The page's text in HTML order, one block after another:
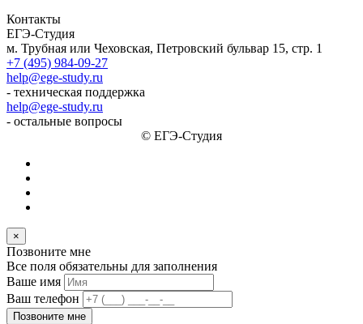
Контакты
ЕГЭ-Студия
м. Трубная или Чеховская, Петровский бульвар 15, стр. 1
+7 (495) 984-09-27
help@ege-study.ru
- техническая поддержка
help@ege-study.ru
- остальные вопросы
© ЕГЭ-Студия
×
Позвоните мне
Все поля обязательны для заполнения
Ваше имя
Ваш телефон
Позвоните мне